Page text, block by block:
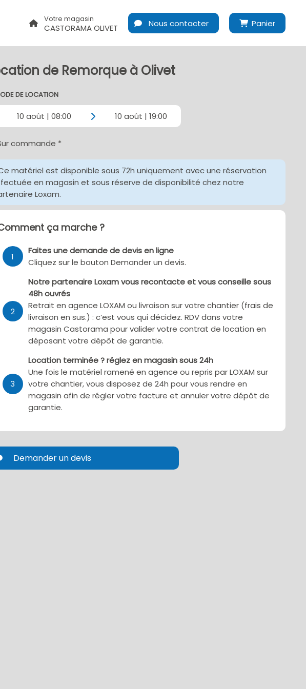
Votre magasin
CASTORAMA OLIVET Nous contacter Panier
de Remorque à Olivet
DE LOCATION
10 août | 08:00 10 août | 19:00
commande *
matériel est disponible sous 72h uniquement avec une réservation
en magasin et sous réserve de disponibilité chez notre
Loxam.
ça marche ?
1
Faites une demande de devis en ligne
Cliquez sur le bouton Demander un devis.
2
Notre partenaire Loxam vous recontacte et vous conseille sous
48h ouvrés
Retrait en agence LOXAM ou livraison sur votre chantier (frais de
livraison en sus.) : c’est vous qui décidez. RDV dans votre
magasin Castorama pour valider votre contrat de location en
déposant votre dépôt de garantie.
3
Location terminée ? réglez en magasin sous 24h
Une fois le matériel ramené en agence ou repris par LOXAM sur
votre chantier, vous disposez de 24h pour vous rendre en
magasin afin de régler votre facture et annuler votre dépôt de
garantie.
Demander un devis